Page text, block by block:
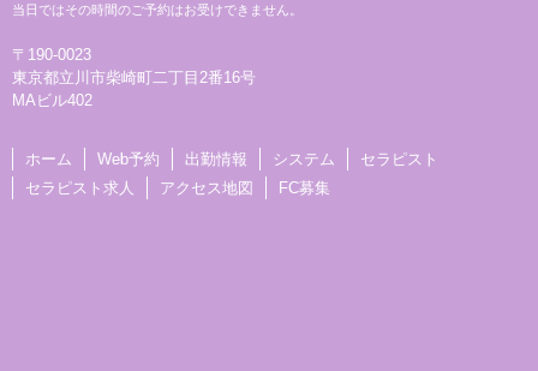
当日ではその時間のご予約はお受けできません。
〒190-0023
東京都立川市柴崎町二丁目2番16号
MAビル402
ホーム Web予約 出勤情報 システム
セラピスト
セラピスト求人
アクセス地図 FC募集